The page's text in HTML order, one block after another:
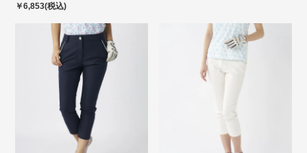
￥6,853(税込)